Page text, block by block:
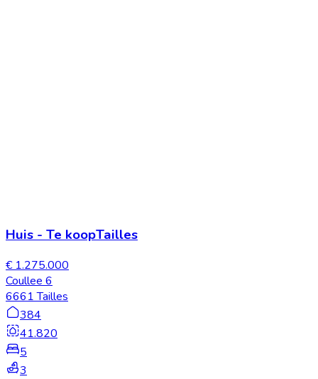
Huis - Te koopTailles
€ 1.275.000
Coullee 6
6661 Tailles
384
41.820
5
3